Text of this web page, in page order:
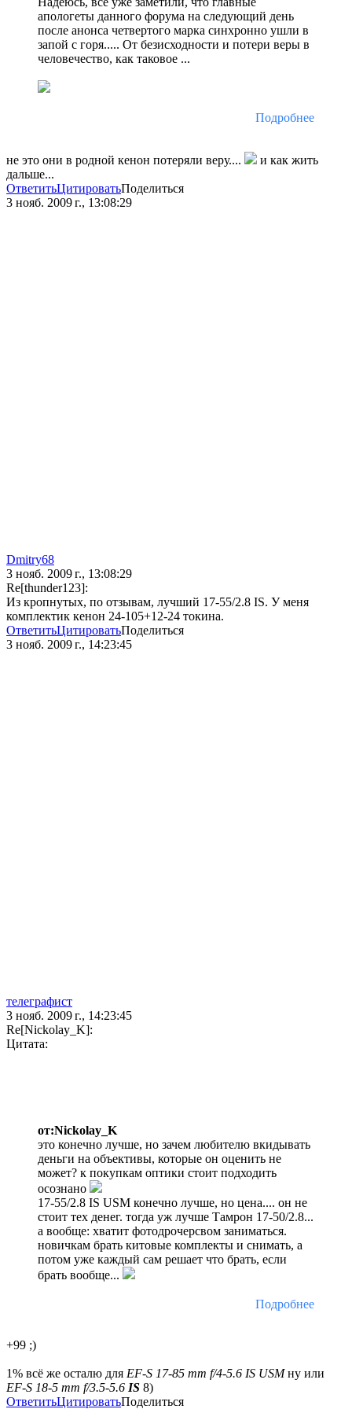
апологеты данного форума на следующий день
после анонса четвертого марка синхронно ушли в
запой с горя..... От безисходности и потери веры в
человечество, как таковое ...
Подробнее
не это они в родной кенон потеряли веру....
и как жить
дальше...
ОтветитьЦитироватьПоделиться
3 нояб. 2009 г., 13:08:29
Dmitry68
3 нояб. 2009 г., 13:08:29
Re[thunder123]:
Из кропнутых, по отзывам, лучший 17-55/2.8 IS. У меня
комплектик кенон 24-105+12-24 токина.
ОтветитьЦитироватьПоделиться
3 нояб. 2009 г., 14:23:45
телеграфист
3 нояб. 2009 г., 14:23:45
Re[Nickolay_K]:
Цитата:
от:Nickolay_K
это конечно лучше, но зачем любителю вкидывать
деньги на объективы, которые он оценить не
может? к покупкам оптики стоит подходить
осознано
17-55/2.8 IS USM конечно лучше, но цена.... он не
стоит тех денег. тогда уж лучше Тамрон 17-50/2.8...
а вообще: хватит фотодрочерсвом заниматься.
новичкам брать китовые комплекты и снимать, а
потом уже каждый сам решает что брать, если
брать вообще...
Подробнее
+99 ;)
1% всё же осталю для EF-S 17-85 mm f/4-5.6 IS USMну или
EF-S 18-5 mm f/3.5-5.6 IS 8)
ОтветитьЦитироватьПоделиться